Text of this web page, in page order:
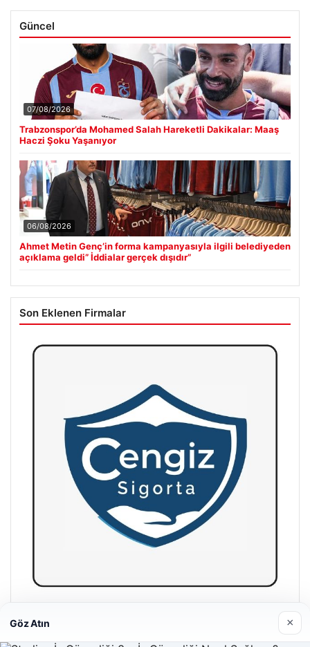
Güncel
07/08/2026
Trabzonspor’da Mohamed Salah Hareketli Dakikalar: Maaş
Haczi Şoku Yaşanıyor
06/08/2026
Ahmet Metin Genç’in forma kampanyasıyla ilgili belediyeden
açıklama geldi” İddialar gerçek dışıdır”
Son Eklenen Firmalar
Hastaş Beton
Göz Atın ×